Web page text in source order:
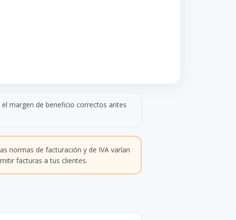
margen de beneficio correctos antes
normas de facturación y de IVA varían
facturas a tus clientes.